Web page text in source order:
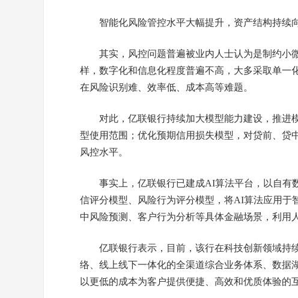
智能化风险管控水平大幅提升，资产结构持续
其实，风控问题普遍被业内人士认为是制约小
样，数字化和信息化程度普遍不高，大多采取单
在风险识别难、效率低、成本高等难题。
对此，亿联银行持续加大模型能力建设，推进
型使用范围；优化预期信用损失模型，对贷前、
风控水平。
事实上，亿联银行已建成AI算法平台，以自有
信评分模型、风险行为评分模型，将AI算法应用
中风险预测、客户行为分析等具体金融场景，利用
亿联银行表示，目前，该行在科技创新领域持
络、线上线下一体化的全渠道综合业务体系、数
以更低的成本为客户提供便捷、高效和优质体验的